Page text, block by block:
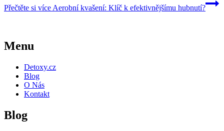
Přečtěte si více Aerobní kvašení: Klíč k efektivnějšímu hubnutí?
Menu
Detoxy.cz
Blog
O Nás
Kontakt
Blog